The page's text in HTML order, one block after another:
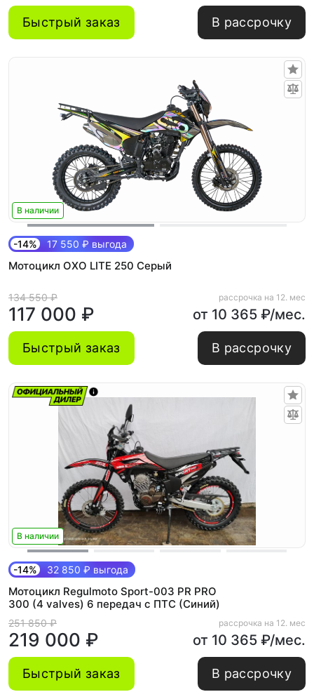
Быстрый заказ В рассрочку
В наличии
-14% 17 550 ₽ выгода
Мотоцикл OXO LITE 250 Серый
134 550 ₽
117 000 ₽
рассрочка на 12. мес
от 10 365 ₽/мес.
Быстрый заказ В рассрочку
В наличии
-14% 32 850 ₽ выгода
Мотоцикл Regulmoto Sport-003 PR PRO
300 (4 valves) 6 передач с ПТС (Синий)
251 850 ₽
219 000 ₽
рассрочка на 12. мес
от 10 365 ₽/мес.
Быстрый заказ В рассрочку